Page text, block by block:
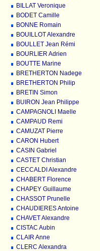
BILLAT Veronique
BODET Camille
BONNE Romain
BOUILLOT Alexandre
BOULLET Jean Rémi
BOURLIER Adrien
BOUTTE Marine
BRETHERTON Nadege
BRETHERTON Philip
BRETIN Simon
BUIRON Jean Philippe
CAMPAGNOLI Maelle
CAMPAUD Remi
CAMUZAT Pierre
CARON Hubert
CASIN Gabriel
CASTET Christian
CECCALDI Alexandre
CHABERT Florence
CHAPEY Guillaume
CHASSOT Prunelle
CHAUDIERES Antoine
CHAVET Alexandre
CISTAC Aubin
CLAIR Anne
CLERC Alexandra